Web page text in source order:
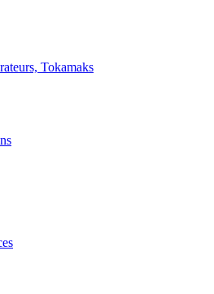
Tokamaks